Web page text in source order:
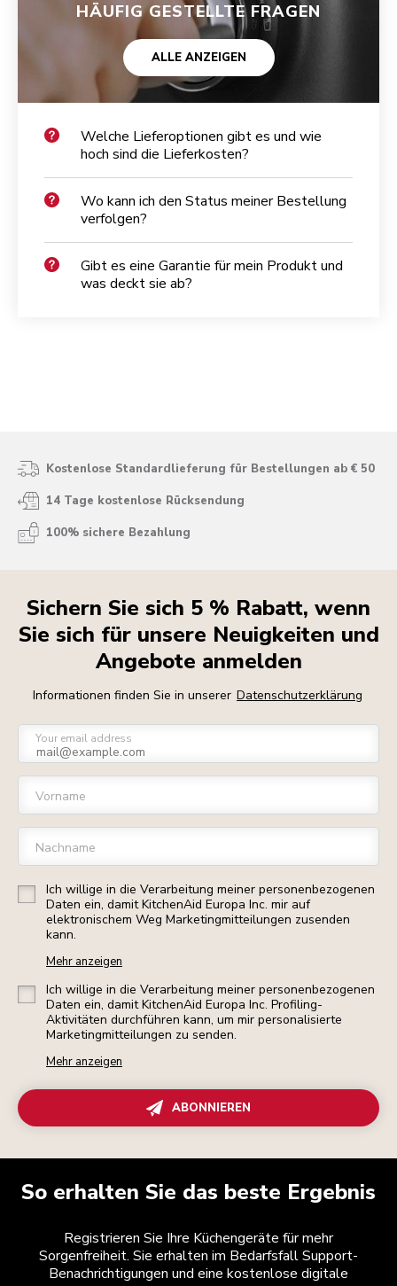
HÄUFIG GESTELLTE FRAGEN
ALLE ANZEIGEN
Welche Lieferoptionen gibt es und wie
hoch sind die Lieferkosten?
Wo kann ich den Status meiner Bestellung
verfolgen?
Gibt es eine Garantie für mein Produkt und
was deckt sie ab?
Kostenlose Standardlieferung für Bestellungen ab € 50
14 Tage kostenlose Rücksendung
100% sichere Bezahlung
Sichern Sie sich 5 % Rabatt, wenn
Sie sich für unsere Neuigkeiten und
Angebote anmelden
Informationen finden Sie in unserer Datenschutzerklärung
Your email address
Vorname
Nachname
Ich willige in die Verarbeitung meiner personenbezogenen
Daten ein, damit KitchenAid Europa Inc. mir auf
elektronischem Weg Marketingmitteilungen zusenden
kann.
Mehr anzeigen
Ich willige in die Verarbeitung meiner personenbezogenen
Daten ein, damit KitchenAid Europa Inc. Profiling-
Aktivitäten durchführen kann, um mir personalisierte
Marketingmitteilungen zu senden.
Mehr anzeigen
ABONNIEREN
So erhalten Sie das beste Ergebnis
Registrieren Sie Ihre Küchengeräte für mehr
Sorgenfreiheit. Sie erhalten im Bedarfsfall Support-
Benachrichtigungen und eine kostenlose digitale